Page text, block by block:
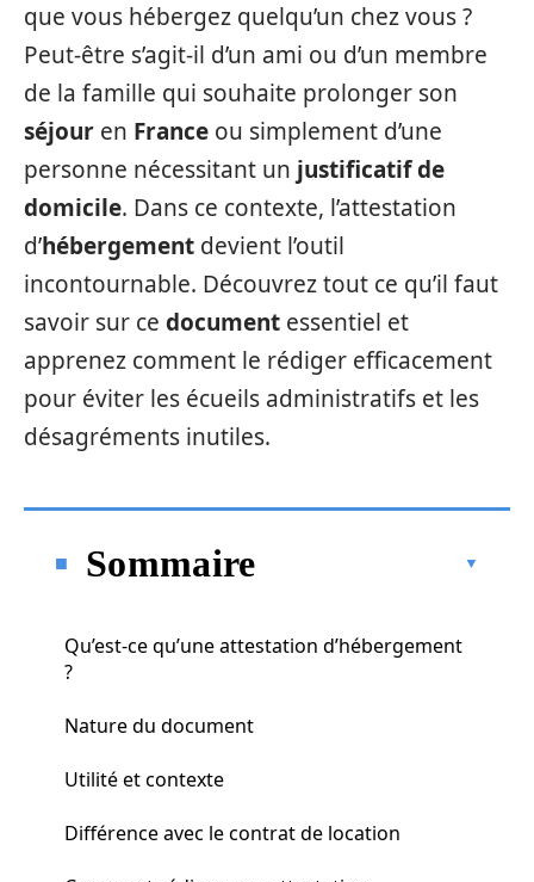
que vous hébergez quelqu’un chez vous ?
Peut-être s’agit-il d’un ami ou d’un membre
de la famille qui souhaite prolonger son
séjour en France ou simplement d’une
personne nécessitant un justificatif de
domicile. Dans ce contexte, l’attestation
d’hébergement devient l’outil
incontournable. Découvrez tout ce qu’il faut
savoir sur ce document essentiel et
apprenez comment le rédiger efficacement
pour éviter les écueils administratifs et les
désagréments inutiles.
Sommaire
Qu’est-ce qu’une attestation d’hébergement
?
Nature du document
Utilité et contexte
Différence avec le contrat de location